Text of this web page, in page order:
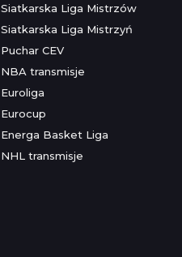
Siatkarska Liga Mistrzów
Siatkarska Liga Mistrzyń
Puchar CEV
NBA transmisje
Euroliga
Eurocup
Energa Basket Liga
NHL transmisje